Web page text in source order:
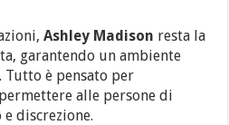
Ashley Madison resta la
garantendo un ambiente
Tutto è pensato per
alle persone di
discrezione.